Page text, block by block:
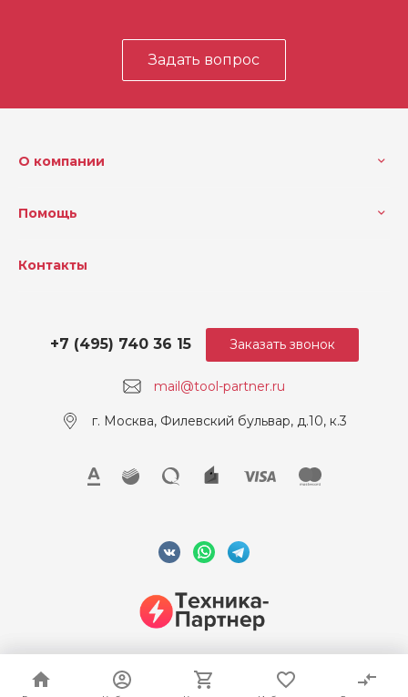
Задать вопрос
О компании
Помощь
Контакты
mail@tool-partner.ru
+7 (495) 740 36 15
г. Москва, Филевский бульвар, д.10, к.3
Заказать звонок
© 2026 ООО "Техника-Партнер", ИНН 7715962922, Все права
защищены